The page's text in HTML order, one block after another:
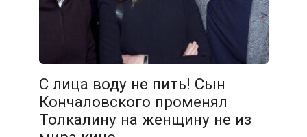
С лица воду не пить! Сын
Кончаловского променял
Толкалину на женщину не из